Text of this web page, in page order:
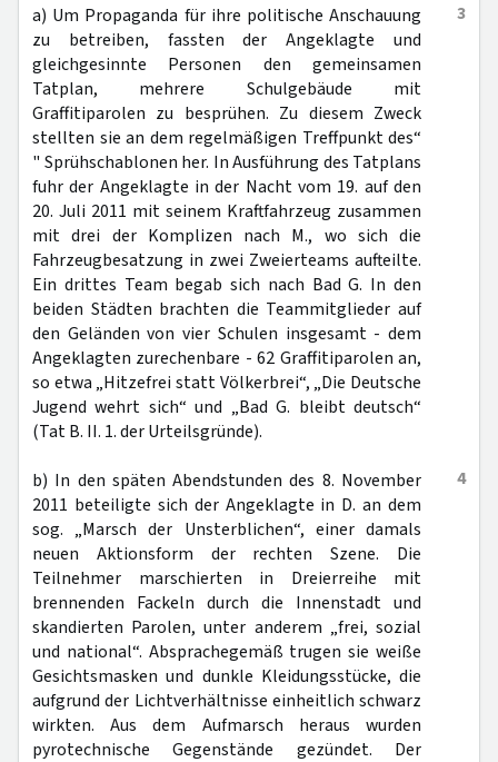
3
a) Um Propaganda für ihre politische Anschauung
zu betreiben, fassten der Angeklagte und
gleichgesinnte Personen den gemeinsamen
Tatplan, mehrere Schulgebäude mit
Graffitiparolen zu besprühen. Zu diesem Zweck
stellten sie an dem regelmäßigen Treffpunkt des“
" Sprühschablonen her. In Ausführung des Tatplans
fuhr der Angeklagte in der Nacht vom 19. auf den
20. Juli 2011 mit seinem Kraftfahrzeug zusammen
mit drei der Komplizen nach M., wo sich die
Fahrzeugbesatzung in zwei Zweierteams aufteilte.
Ein drittes Team begab sich nach Bad G. In den
beiden Städten brachten die Teammitglieder auf
den Geländen von vier Schulen insgesamt - dem
Angeklagten zurechenbare - 62 Graffitiparolen an,
so etwa „Hitzefrei statt Völkerbrei“, „Die Deutsche
Jugend wehrt sich“ und „Bad G. bleibt deutsch“
(Tat B. II. 1. der Urteilsgründe).
4
b) In den späten Abendstunden des 8. November
2011 beteiligte sich der Angeklagte in D. an dem
sog. „Marsch der Unsterblichen“, einer damals
neuen Aktionsform der rechten Szene. Die
Teilnehmer marschierten in Dreierreihe mit
brennenden Fackeln durch die Innenstadt und
skandierten Parolen, unter anderem „frei, sozial
und national“. Absprachegemäß trugen sie weiße
Gesichtsmasken und dunkle Kleidungsstücke, die
aufgrund der Lichtverhältnisse einheitlich schwarz
wirkten. Aus dem Aufmarsch heraus wurden
pyrotechnische Gegenstände gezündet. Der